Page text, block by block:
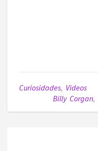
Curiosidades, Videos
Billy Corgan,